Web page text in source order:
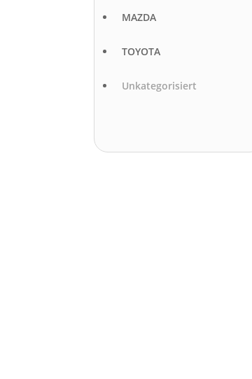
MAZDA
TOYOTA
Unkategorisiert